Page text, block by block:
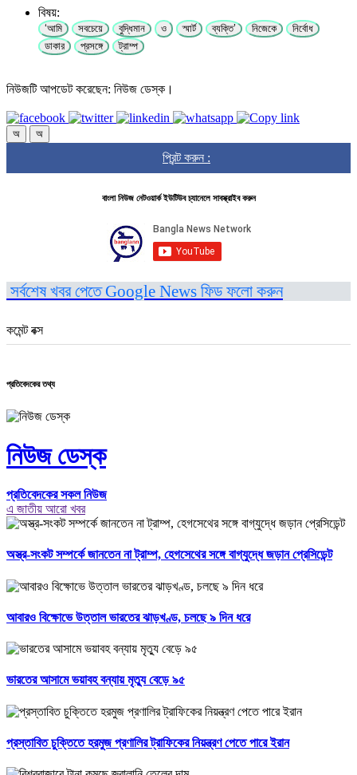
বিষয়:
‘আমি সবচেয়ে বুদ্ধিমান ও স্মার্ট ব্যক্তি’ নিজেকে
নির্বোধ
ডাকার
প্রসঙ্গে ট্রাম্প
নিউজটি আপডেট করেছেন: নিউজ ডেস্ক।
অ অ
প্রিন্ট করুন :
বাংলা নিউজ নেটওয়ার্ক ইউটিউব চ্যানেলে সাবস্ক্রাইব করুন
সর্বশেষ খবর পেতে Google News ফিড ফলো করুন
কমেন্ট বক্স
প্রতিবেদকের তথ্য
নিউজ ডেস্ক
প্রতিবেদকের সকল নিউজ
এ জাতীয় আরো খবর
অস্ত্র-সংকট সম্পর্কে জানতেন না ট্রাম্প, হেগসেথের সঙ্গে বাগ্‌যুদ্ধে জড়ান প্রেসিডেন্ট
আবারও বিক্ষোভে উত্তাল ভারতের ঝাড়খণ্ড, চলছে ৯ দিন ধরে
ভারতের আসামে ভয়াবহ বন্যায় মৃত্যু বেড়ে ৯৫
প্রস্তাবিত চুক্তিতে হরমুজ প্রণালির ট্রাফিকের নিয়ন্ত্রণ পেতে পারে ইরান